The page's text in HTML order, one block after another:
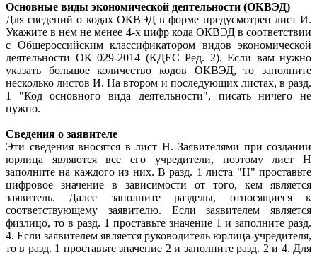
Основные виды экономической деятельности (ОКВЭД)
Для сведений о кодах ОКВЭД в форме предусмотрен лист И.
Укажите в нем не менее 4-х цифр кода ОКВЭД в соответствии
с Общероссийским классификатором видов экономической
деятельности ОК 029-2014 (КДЕС Ред. 2). Если вам нужно
указать большое количество кодов ОКВЭД, то заполните
несколько листов И. На втором и последующих листах, в разд.
1 "Код основного вида деятельности", писать ничего не
нужно.
Сведения о заявителе
Эти сведения вносятся в лист Н. Заявителями при создании
юрлица являются все его учредители, поэтому лист Н
заполните на каждого из них. В разд. 1 листа "Н" проставьте
цифровое значение в зависимости от того, кем является
заявитель. Далее заполните разделы, относящиеся к
соответствующему заявителю. Если заявителем является
физлицо, то в разд. 1 проставьте значение 1 и заполните разд.
4. Если заявителем является руководитель юрлица-учредителя,
то в разд. 1 проставьте значение 2 и заполните разд. 2 и 4. Для